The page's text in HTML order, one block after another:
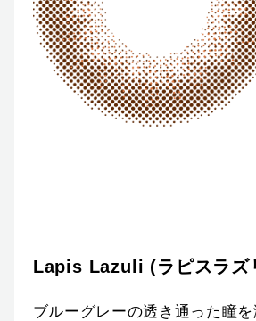
Lapis Lazuli (ラピスラズ
ブルーグレーの透き通った瞳